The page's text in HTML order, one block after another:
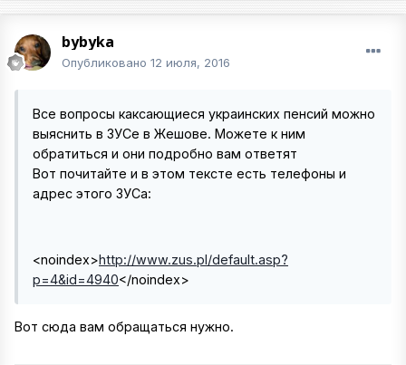
bybyka
Опубликовано 12 июля, 2016
Все вопросы каксающиеся украинских пенсий можно
выяснить в ЗУСе в Жешове. Можете к ним
обратиться и они подробно вам ответят
Вот почитайте и в этом тексте есть телефоны и
адрес этого ЗУСа:
<noindex>http://www.zus.pl/default.asp?
p=4&id=4940</noindex>
Вот сюда вам обращаться нужно.